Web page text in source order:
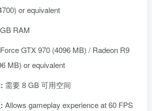
or equivalent
RAM
GTX 970 (4096 MB) / Radeon R9
MB) or equivalent
需要 8 GB 可用空间
Allows gameplay experience at 60 FPS